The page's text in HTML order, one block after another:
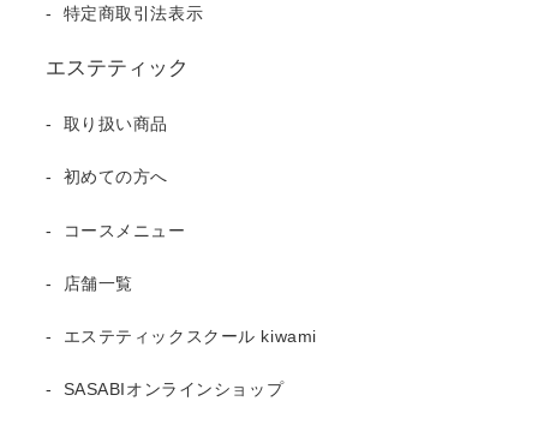
特定商取引法表示
エステティック
取り扱い商品
初めての方へ
コースメニュー
店舗一覧
エステティックスクール kiwami
SASABIオンラインショップ